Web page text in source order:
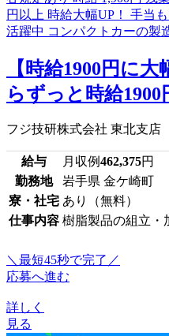
【時給1900円に
らずっと時給
フジ技研株式会社 東北支店
給与 月収例462,375円
勤務地
岩手県 金ケ崎町
寮・社宅 あり（無料）
仕事内容 樹脂製品の組立・
＼最短45秒で完了／
応募へ進む
詳しく
見る